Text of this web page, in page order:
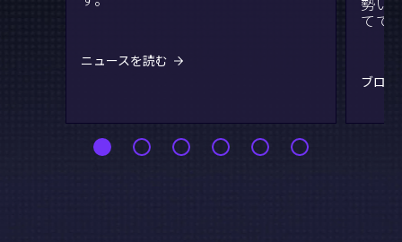
ニュースを読む
てて
ブロ